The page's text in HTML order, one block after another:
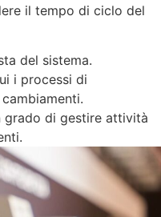
il tempo di ciclo del
del sistema.
i processi di
grado di gestire attività